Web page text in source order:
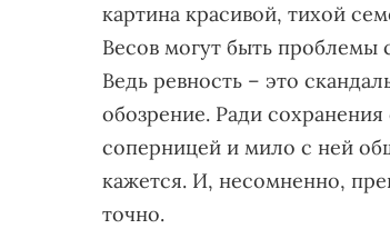
картина красивой, тихой
Весов могут быть проблемы
Ведь ревность – это
обозрение. Ради
соперницей и мило с ней
кажется. И, несомненно,
точно.